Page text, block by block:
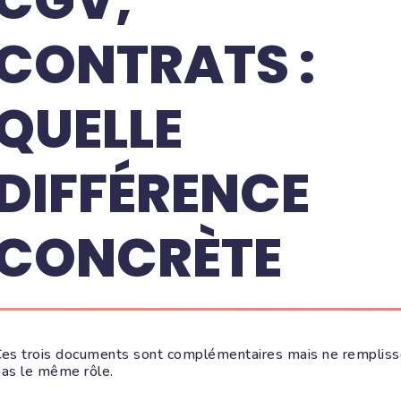
:
trois documents sont complémentaires mais ne
le même rôle.